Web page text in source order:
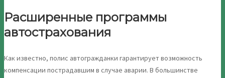
Расширенные программы
автострахования
Как известно, полис автогражданки гарантирует возможность
компенсации пострадавшим в случае аварии. В большинстве